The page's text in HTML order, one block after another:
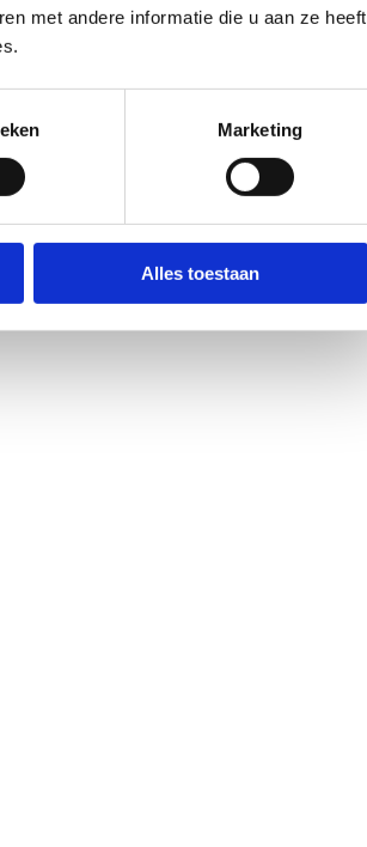
met andere informatie die u aan ze heeft
Marketing
Alles toestaan
BEGINNER